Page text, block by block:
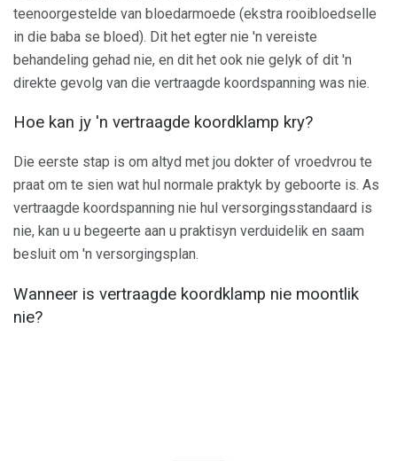
teenoorgestelde van bloedarmoede (ekstra rooibloedselle
in die baba se bloed). Dit het egter nie 'n vereiste
behandeling gehad nie, en dit het ook nie gelyk of dit 'n
direkte gevolg van die vertraagde koordspanning was nie.
Hoe kan jy 'n vertraagde koordklamp kry?
Die eerste stap is om altyd met jou dokter of vroedvrou te
praat om te sien wat hul normale praktyk by geboorte is. As
vertraagde koordspanning nie hul versorgingsstandaard is
nie, kan u u begeerte aan u praktisyn verduidelik en saam
besluit om 'n versorgingsplan.
Wanneer is vertraagde koordklamp nie moontlik
nie?